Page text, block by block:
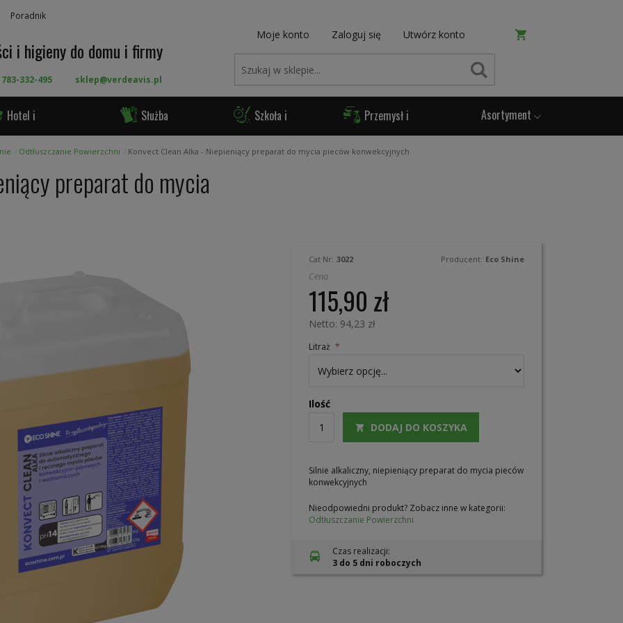
Poradnik
i higieny do domu i firmy
332-495 sklep@verdeavis.pl
Moje konto Zaloguj się Utwórz konto
Hotel i Służba
Zdrowia
Szkoła i
Urząd
Przemysł i
Produkcja
Asortyment
Odtłuszczanie Powierzchni Konvect Clean Alka - Niepieniący preparat do mycia pieców konwekcyjnych
preparat do mycia
Cat Nr: 3022 Producent: Eco Shine
Cena
115,90 zł
94,23 zł
Litraż
Ilość
DODAJ DO KOSZYKA
Silnie alkaliczny, niepieniący preparat do mycia pieców
konwekcyjnych
Nieodpowiedni produkt? Zobacz inne w kategorii:
Odtłuszczanie Powierzchni
Czas realizacji:
3 do 5 dni roboczych